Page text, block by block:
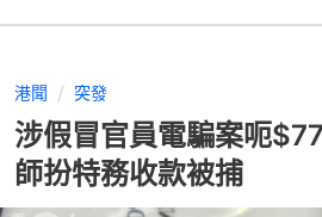
港聞 突發
涉假冒官員電騙案呃
師扮特務收款被捕